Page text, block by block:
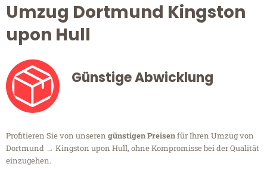
Umzug Dortmund Kingston
upon Hull
Günstige Abwicklung
Profitieren Sie von unseren günstigen Preisenfür Ihren Umzug von
Dortmund → Kingston upon Hull, ohne Kompromisse bei der Qualität
einzugehen.